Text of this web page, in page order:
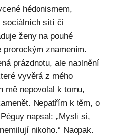
hédonismem,
sociálních sítí či
ženy na pouhé
prorockým znamením.
prázdnotu, ale naplnění
vyvěrá z mého
mě nepovolal k tomu,
Nepatřím k těm, o
napsal: „Myslí si,
nikoho.“ Naopak.